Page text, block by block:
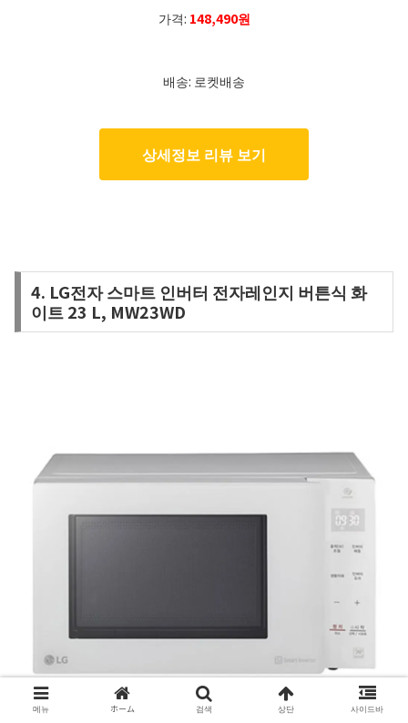
가격: 148,490원
배송: 로켓배송
상세정보 리뷰 보기
4. LG전자 스마트 인버터 전자레인지 버튼식 화
이트 23 L, MW23WD
메뉴 ホーム 검색 상단 사이드바